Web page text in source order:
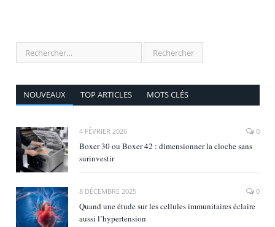
NOUVEAUX TOP ARTICLES MOTS CLÉS
4 FÉVRIER 2026 0
Boxer 30 ou Boxer 42 : dimensionner la cloche sans
surinvestir
8 DÉCEMBRE 2025 0
Quand une étude sur les cellules immunitaires éclaire
aussi l’hypertension